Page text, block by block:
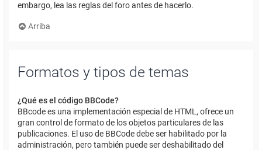
embargo, lea las reglas del foro antes de hacerlo.
Arriba
Formatos y tipos de temas
¿Qué es el código BBCode?
BBcode es una implementación especial de HTML, ofrece un
gran control de formato de los objetos particulares de las
publicaciones. El uso de BBCode debe ser habilitado por la
administración, pero también puede ser deshabilitado del